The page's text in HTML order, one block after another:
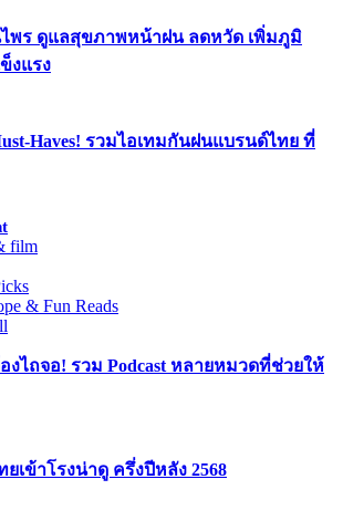
พร ดูแลสุขภาพหน้าฝน ลดหวัด เพิ่มภูมิ
งแรง
Haves! รวมไอเทมกันฝนแบรนด์ไทย ที่
film
& Fun Reads
งไถจอ! รวม Podcast หลายหมวดที่ช่วยให้
ยเข้าโรงน่าดู ครึ่งปีหลัง 2568